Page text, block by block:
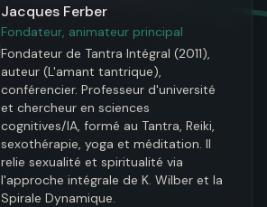
Jacques Ferber
Fondateur, animateur principal
Fondateur de Tantra Intégral (2011),
auteur (L'amant tantrique),
conférencier. Professeur d'université
et chercheur en sciences
cognitives/IA, formé au Tantra, Reiki,
sexothérapie, yoga et méditation. Il
relie sexualité et spiritualité via
l'approche intégrale de K. Wilber et la
Spirale Dynamique.